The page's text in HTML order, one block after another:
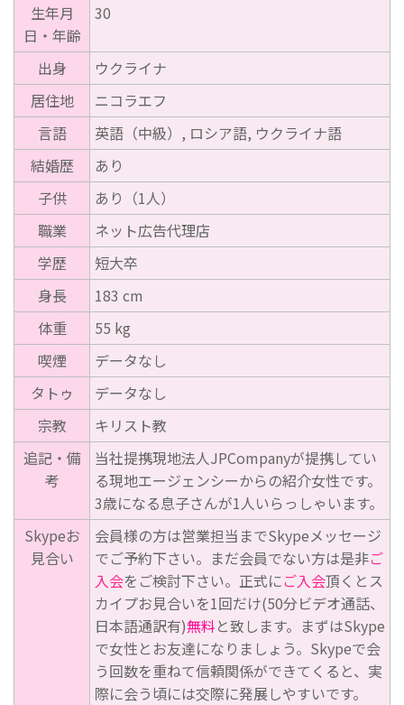
生年月
日・年齢
30
出身
ウクライナ
居住地
ニコラエフ
言語
英語（中級）, ロシア語, ウクライナ語
結婚歴
あり
子供
あり（1人）
職業
ネット広告代理店
学歴
短大卒
身長
183 cm
体重
55 kg
喫煙
データなし
タトゥ
データなし
宗教
キリスト教
追記・備
考
当社提携現地法人JPCompanyが提携してい
る現地エージェンシーからの紹介女性です。
3歳になる息子さんが1人いらっしゃいます。
Skypeお
見合い
会員様の方は営業担当までSkypeメッセージ
でご予約下さい。まだ会員でない方は是非ご
入会をご検討下さい。正式にご入会頂くとス
カイプお見合いを1回だけ(50分ビデオ通話、
日本語通訳有)無料と致します。まずはSkype
で女性とお友達になりましょう。Skypeで会
う回数を重ねて信頼関係ができてくると、実
際に会う頃には交際に発展しやすいです。